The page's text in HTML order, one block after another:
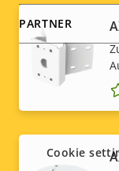
PARTNER
Cookie